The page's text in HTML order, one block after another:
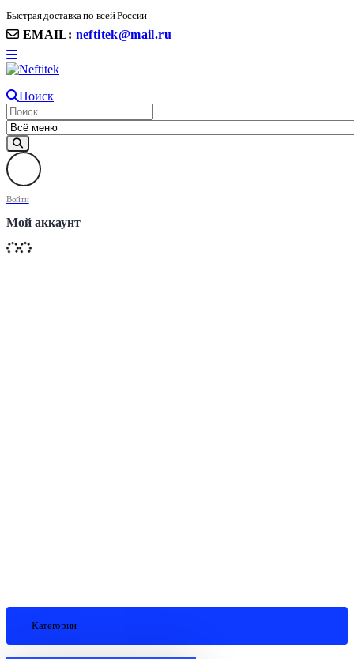
Быстрая доставка по всей России
EMAIL: neftitek@mail.ru
Поиск
Войти
Мой аккаунт
Категории
8(906) 399 11 22 | 8(905)367-58-58